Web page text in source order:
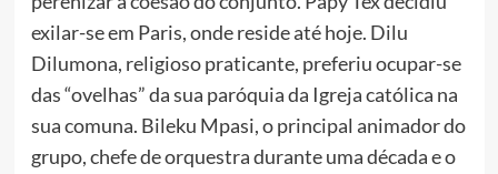
exilar-se em Paris, onde reside até hoje. Dilu
Dilumona, religioso praticante, preferiu ocupar-se
das “ovelhas” da sua paróquia da Igreja católica na
sua comuna. Bileku Mpasi, o principal animador do
grupo, chefe de orquestra durante uma década e o